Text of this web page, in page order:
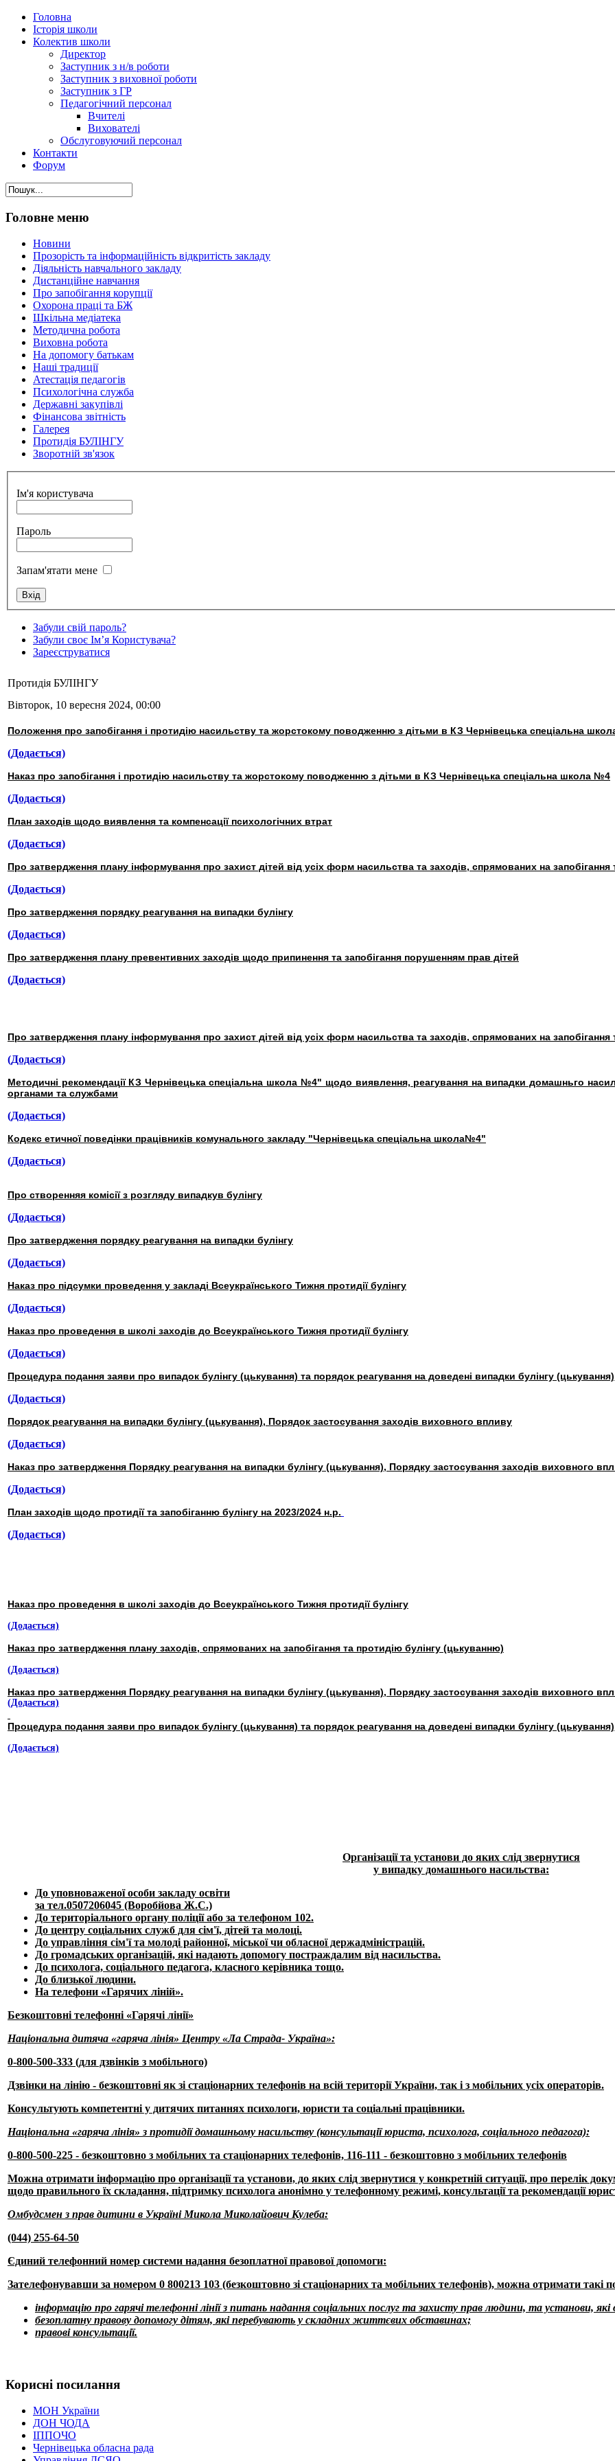
Головна
Історія школи
Колектив школи
Директор
Заступник з н/в роботи
Заступник з виховної роботи
Заступник з ГР
Педагогічний персонал
Вчителі
Вихователі
Обслуговуючий персонал
Контакти
Форум
Головне меню
Новини
Прозорість та інформаційність відкритість закладу
Діяльність навчального закладу
Дистанційне навчання
Про запобігання корупції
Охорона праці та БЖ
Шкільна медіатека
Методична робота
Виховна робота
На допомогу батькам
Наші традиції
Атестація педагогів
Психологічна служба
Державні закупівлі
Фінансова звітність
Галерея
Протидія БУЛІНГУ
Зворотній зв'язок
Ім'я користувача
Пароль
Запам'ятати мене
Забули свій пароль?
Забули своє Ім’я Користувача?
Зареєструватися
Протидія БУЛІНГУ
Вівторок, 10 вересня 2024, 00:00
Положення про запобігання і протидію насильству та жорстокому поводженню з дітьми в КЗ Чернівецька спеціальна
(Додається)
Наказ про запобігання і протидію насильству та жорстокому поводженню з дітьми в КЗ Чернівецька спеціальна школа №4
(Додається)
План заходів щодо виявлення та компенсації психологічних втрат
(Додається)
Про затвердження плану інформування про захист дітей від усіх форм насильства та заходів, спрямованих на
(Додається)
Про затвердження порядку реагування на випадки булінгу
(Додається)
Про затвердження плану превентивних заходів щодо припинення та запобігання порушенням прав дітей
(Додається)
Про затвердження плану інформування про захист дітей від усіх форм насильства та заходів, спрямованих на запобігання
(Додається)
Методичні рекомендації КЗ Чернівецька спеціальна школа №4" щодо виявлення, реагування на випадки домашньго
органами та службами
(Додається)
Кодекс етичної поведінки працівників комунального закладу "Чернівецька спеціальна школа№4"
(Додається)
Про створенняя комісії з розгляду випадкув булінгу
(Додається)
Про затвердження порядку реагування на випадки булінгу
(Додається)
Наказ про підсумки проведення у закладі Всеукраїнського Тижня протидії булінгу
(Додається)
Наказ про проведення в школі заходів до Всеукраїнського Тижня протидії булінгу
(Додається)
Процедура подання заяви про випадок булінгу (цькування) та порядок реагування на доведені випадки булінгу (цькування)
(Додається)
Порядок реагування на випадки булінгу (цькування), Порядок застосування заходів виховного впливу
(Додається)
Наказ про затвердження Порядку реагування на випадки булінгу (цькування), Порядку застосування заходів виховного
(Додається)
План заходів щодо протидії та запобіганню булінгу на 2023/2024 н.р.
(Додається)
Наказ про проведення в школі заходів до Всеукраїнського Тижня протидії булінгу
(Додається)
Наказ про затвердження плану заходів, спрямованих на запобігання та протидію булінгу (цькуванню)
(Додається)
Наказ про затвердження Порядку реагування на випадки булінгу (цькування), Порядку застосування заходів виховного
(Додається)
Процедура подання заяви про випадок булінгу (цькування) та порядок реагування на доведені випадки булінгу (цькування)
(Додається)
Організації та установи до яких слід звернутися
у випадку домашнього насильства:
До уповноваженої особи закладу освіти
за тел.0507206045 (Воробйова Ж.С.)
До територіального органу поліції або за телефоном 102.
До центру соціальних служб для сім'ї, дітей та молоці.
До управління сім'ї та молоді районної, міської чи обласної держадміністрацій.
До громадських організацій, які надають допомогу постраждалим від насильства.
До психолога, соціального педагога, класного керівника тощо.
До близької людини.
На телефони «Гарячих ліній».
Безкоштовні телефонні «Гарячі лінії»
Національна дитяча «гаряча лінія» Центру «Ла Страда- Україна»:
0-800-500-333 (для дзвінків з мобільного)
Дзвінки на лінію - безкоштовні як зі стаціонарних телефонів на всій території України, так і з мобільних усіх операторів.
Консультують компетентні у дитячих питаннях психологи, юристи та соціальні працівники.
Національна «гаряча лінія» з протидії домашньому насильству (консультації юриста, психолога, соціального педагога):
0-800-500-225 - безкоштовно з мобільних та стаціонарних телефонів, 116-111 - безкоштовно з мобільних телефонів
Можна отримати інформацію про організації та установи, до яких слід звернутися у конкретній ситуації, про перелік
щодо правильного їх складання, підтримку психолога анонімно у телефонному режимі, консультації та рекомендації
Омбудсмен з прав дитини в Україні Микола Миколайович Кулеба:
(044) 255-64-50
Єдиний телефонний номер системи надання безоплатної правової допомоги:
Зателефонувавши зa номером 0 800213 103 (безкоштовно зі стаціонарних та мобільних телефонів), можна отримати такі
інформацію про гарячі телефонні лінії з питань надання соціальних послуг та захисту прав людини, та установи,
безоплатну правову допомогу дітям, які перебувають у складних життєвих обставинах;
правові консультації.
Корисні посилання
МОН України
ДОН ЧОДА
ІППОЧО
Чернівецька обласна рада